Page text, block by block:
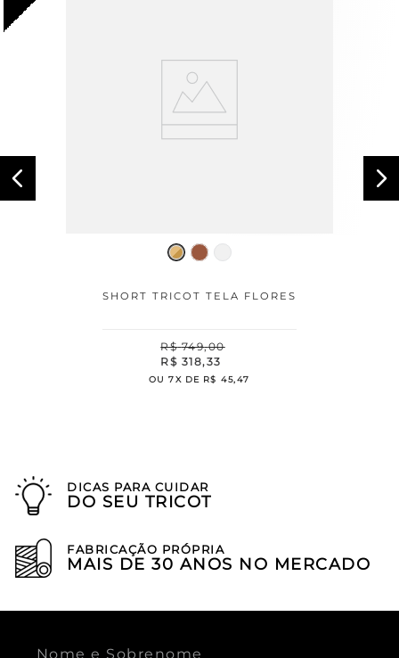
SHORT TRICOT TELA FLORES
R$ 749,00
R$ 318,33
OU7X DE R$ 45,47
DICAS PARA CUIDAR
DO SEU TRICOT
FABRICAÇÃO PRÓPRIA
MAIS DE 30 ANOS NO MERCADO